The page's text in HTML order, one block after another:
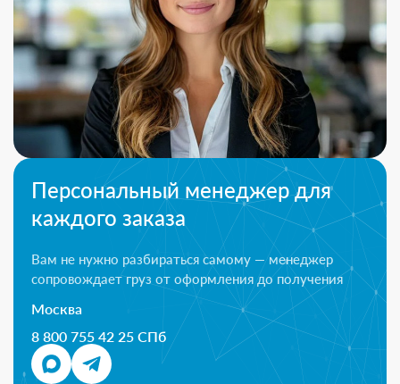
Персональный менеджер для
каждого заказа
Вам не нужно разбираться самому — менеджер
сопровождает груз от оформления до получения
Москва
8 800 755 42 25 СПб